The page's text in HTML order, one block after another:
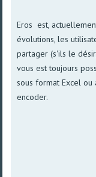
Eros est,
évolutions, les
partager (s'ils le
vous est toujours
sous format Excel
encoder.